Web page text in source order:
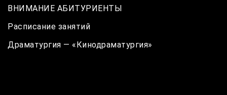
ВНИМАНИЕ АБИТУРИЕНТЫ
Расписание занятий
Драматургия — «Кинодраматургия»